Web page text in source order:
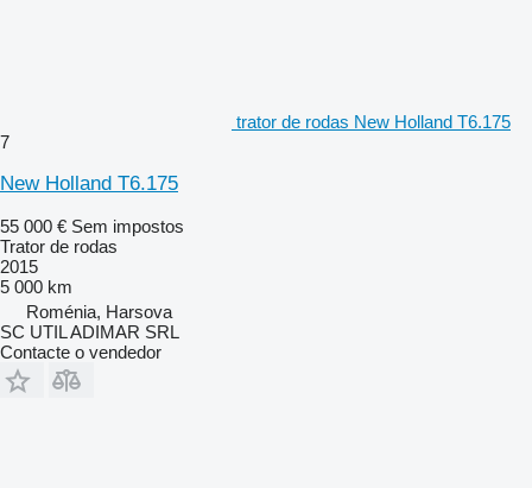
trator de rodas New Holland T6.175
7
New Holland T6.175
55 000 € Sem impostos
Trator de rodas
2015
5 000 km
Roménia, Harsova
SC UTIL ADIMAR SRL
Contacte o vendedor